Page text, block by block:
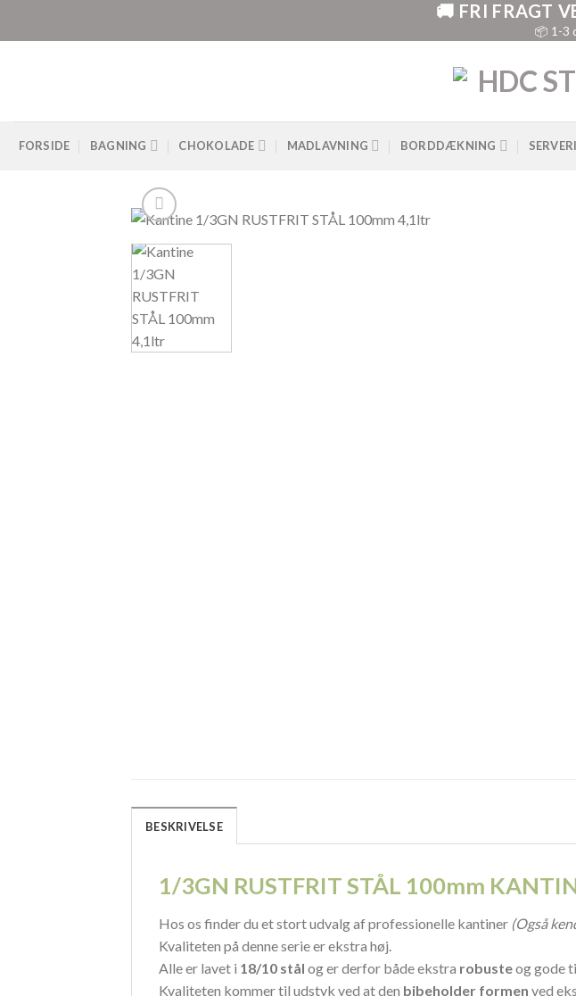
🚚 FRI FRAGT
📦 1-3
FORSIDE BAGNING CHOKOLADE MADLAVNING BORDDÆKNING
BESKRIVELSE
1/3GN RUSTFRIT STÅL 100mm
Hos os finder du et stort udvalg af professionelle kantiner (Også
Kvaliteten på denne serie er ekstra høj.
Alle er lavet i 18/10 stål og er derfor både ekstra robusteog gode
Kvaliteten kommer til udstyk ved at den bibeholder formen ved